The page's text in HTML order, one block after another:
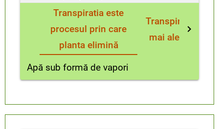
Transpiratia este
procesul prin care
planta elimină
Transpirația are
mai ales la
Apă sub formă de vapori